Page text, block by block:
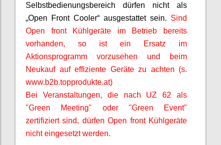
Selbstbedienungsbereich dürfen nicht als
„Open Front Cooler“ ausgestattet sein. Sind
Open front Kühlgeräte im Betrieb bereits
vorhanden, so ist ein Ersatz im
Aktionsprogramm vorzusehen und beim
Neukauf auf effiziente Geräte zu achten (s.
www.b2b.topprodukte.at)
Bei Veranstaltungen, die nach UZ 62 als
"Green Meeting" oder "Green Event"
zertifiziert sind, dürfen Open front Kühlgeräte
nicht eingesetzt werden.